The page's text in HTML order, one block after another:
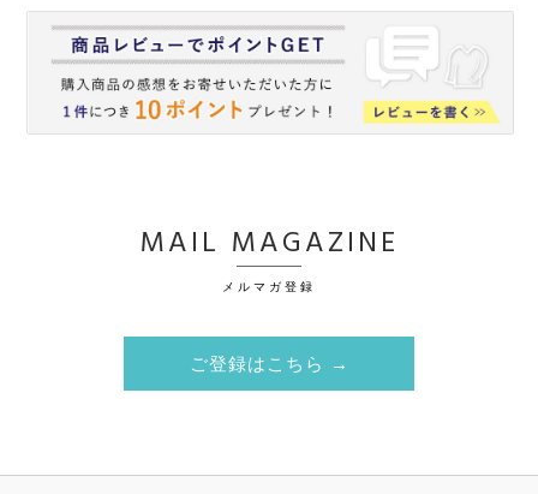
MAIL MAGAZINE
メルマガ登録
ご登録はこちら →